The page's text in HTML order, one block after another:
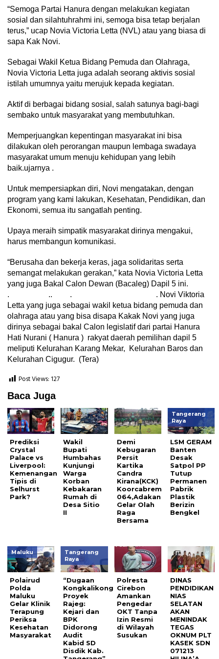
“Semoga Partai Hanura dengan melakukan kegiatan
sosial dan silahtuhrahmi ini, semoga bisa tetap berjalan
terus,” ucap Novia Victoria Letta (NVL) atau yang biasa di
sapa Kak Novi.
Sebagai Wakil Ketua Bidang Pemuda dan Olahraga,
Novia Victoria Letta juga adalah seorang aktivis sosial
istilah umumnya yaitu merujuk kepada kegiatan.
Aktif di berbagai bidang sosial, salah satunya bagi-bagi
sembako untuk masyarakat yang membutuhkan.
Memperjuangkan kepentingan masyarakat ini bisa
dilakukan oleh perorangan maupun lembaga swadaya
masyarakat umum menuju kehidupan yang lebih
baik.ujarnya .
Untuk mempersiapkan diri, Novi mengatakan, dengan
program yang kami lakukan, Kesehatan, Pendidikan, dan
Ekonomi, semua itu sangatlah penting.
Upaya meraih simpatik masyarakat dirinya mengakui,
harus membangun komunikasi.
“Berusaha dan bekerja keras, jaga solidaritas serta
semangat melakukan gerakan,” kata Novia Victoria Letta
yang juga Bakal Calon Dewan (Bacaleg) Dapil 5 ini.
. .. . . Novi Viktoria
Letta yang juga sebagai wakil ketua bidang pemuda dan
olahraga atau yang bisa disapa Kakak Novi yang juga
dirinya sebagai bakal Calon legislatif dari partai Hanura
Hati Nurani ( Hanura ) rakyat daerah pemilihan dapil 5
meliputi Kelurahan Karang Mekar, Kelurahan Baros dan
Kelurahan Cigugur. (Tera)
Post Views: 127
Baca Juga
Prediksi
Crystal
Palace vs
Liverpool:
Kemenangan
Tipis di
Selhurst
Park?
Wakil
Bupati
Humbahas
Kunjungi
Warga
Korban
Kebakaran
Rumah di
Desa Sitio
II
Demi
Kebugaran
Persit
Kartika
Candra
Kirana(KCK)
Koorcabrem
064,Adakan
Gelar Olah
Raga
Bersama
Tangerang
Raya
LSM GERAM
Banten
Desak
Satpol PP
Tutup
Permanen
Pabrik
Plastik
Berizin
Bengkel
Maluku
Polairud
Polda
Maluku
Gelar Klinik
Terapung
Periksa
Kesehatan
Masyarakat
Tangerang
Raya
“Dugaan
Kongkalikong
Proyek
Rajeg:
Kejari dan
BPK
Didorong
Audit
Kabid SD
Disdik Kab.
Polresta
Cirebon
Amankan
Pengedar
OKT Tanpa
Izin Resmi
di Wilayah
Susukan
DINAS
PENDIDIKAN
NIAS
SELATAN
AKAN
MENINDAK
TEGAS
OKNUM PLT
KASEK SDN
071213